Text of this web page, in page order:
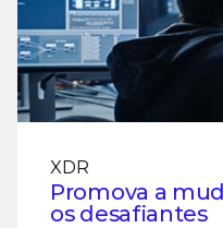
XDR
Promova a
os desafiantes